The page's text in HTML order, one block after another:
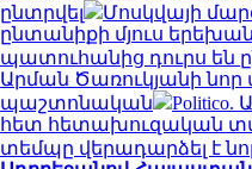
ընտրվել
Մոսկվայի
ընտանիքի մյուս
պատուհանից դուրս են
Արման Ծառուկյանի
պաշտոնական
Politico.
հետ հետախուզական
տեմպը վերադարձել է